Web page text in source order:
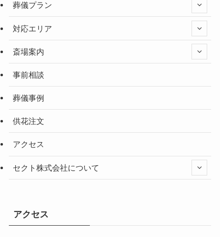
葬儀プラン
対応エリア
斎場案内
事前相談
葬儀事例
供花注文
アクセス
セクト株式会社について
アクセス